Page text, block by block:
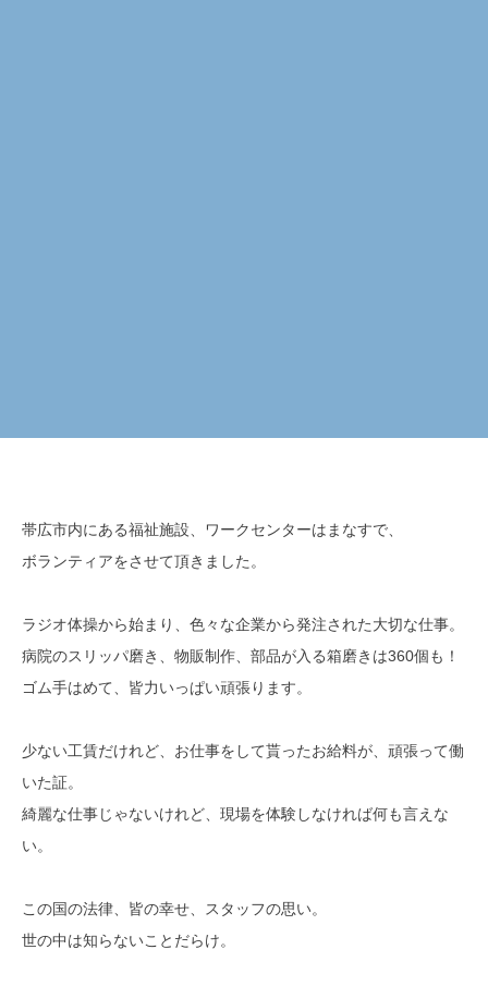
帯広市内にある福祉施設、ワークセンターはまなすで、
ボランティアをさせて頂きました。
ラジオ体操から始まり、色々な企業から発注された大切な仕事。
病院のスリッパ磨き、物販制作、部品が入る箱磨きは360個も！
ゴム手はめて、皆力いっぱい頑張ります。
少ない工賃だけれど、お仕事をして貰ったお給料が、頑張って働
いた証。
綺麗な仕事じゃないけれど、現場を体験しなければ何も言えな
い。
この国の法律、皆の幸せ、スタッフの思い。
世の中は知らないことだらけ。